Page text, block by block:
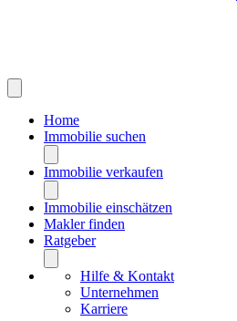
Home
Immobilie suchen
Immobilie verkaufen
Immobilie einschätzen
Makler finden
Ratgeber
Hilfe & Kontakt
Unternehmen
Karriere